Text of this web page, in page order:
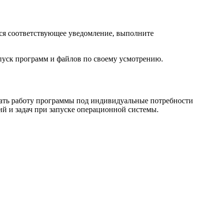
соответствующее уведомление, выполните
программ и файлов по своему усмотрению.
работу программы под индивидуальные потребности
и задач при запуске операционной системы.